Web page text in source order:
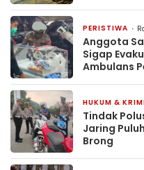
PERISTIWA
Anggota
Sigap
Ambulans
HUKUM &
Tindak
Jaring
Brong